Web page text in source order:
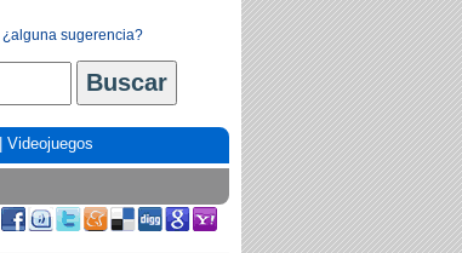
¿alguna sugerencia?
Videojuegos